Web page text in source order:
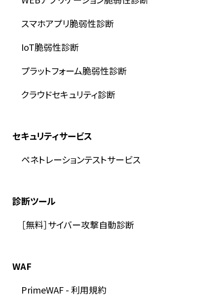
スマホアプリ脆弱性診断
IoT脆弱性診断
プラットフォーム脆弱性診断
クラウドセキュリティ診断
セキュリティサービス
ペネトレーションテストサービス
診断ツール
［無料］サイバー攻撃自動診断
WAF
PrimeWAF-利用規約